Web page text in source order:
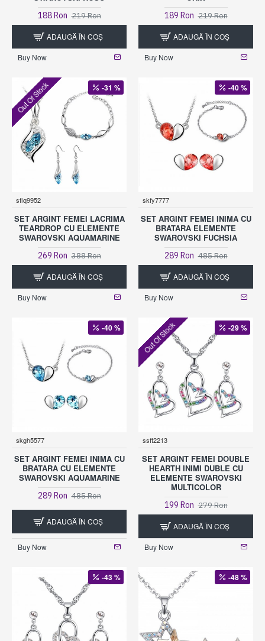
188 Ron 219 Ron
ADAUGĂ ÎN COŞ
Buy Now
189 Ron 219 Ron
ADAUGĂ ÎN COŞ
Buy Now
-31 %
Out Of Stock
sflq9952
SET ARGINT FEMEI LACRIMA
TEARDROP CU ELEMENTE
SWAROVSKI AQUAMARINE
269 Ron 388 Ron
ADAUGĂ ÎN COŞ
Buy Now
-40 %
skfy7777
SET ARGINT FEMEI INIMA CU
BRATARA ELEMENTE
SWAROVSKI FUCHSIA
289 Ron 485 Ron
ADAUGĂ ÎN COŞ
Buy Now
-40 %
skgh5577
SET ARGINT FEMEI INIMA CU
BRATARA CU ELEMENTE
SWAROVSKI AQUAMARINE
289 Ron 485 Ron
ADAUGĂ ÎN COŞ
Buy Now
-29 %
Out Of Stock
ssft2213
SET ARGINT FEMEI DOUBLE
HEARTH INIMI DUBLE CU
ELEMENTE SWAROVSKI
MULTICOLOR
199 Ron 279 Ron
ADAUGĂ ÎN COŞ
Buy Now
-43 % -48 %